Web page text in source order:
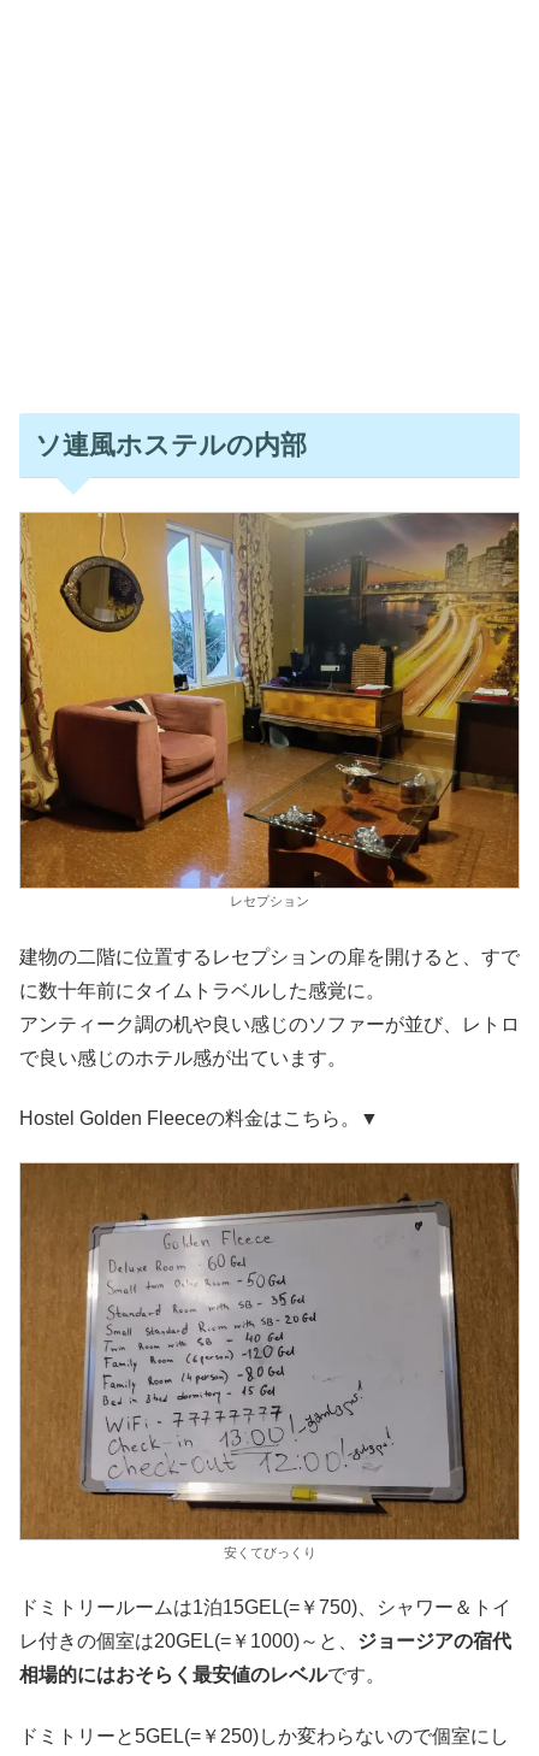
ソ連風ホステルの内部
レセプション
建物の二階に位置するレセプションの扉を開けると、すで
に数十年前にタイムトラベルした感覚に。
アンティーク調の机や良い感じのソファーが並び、レトロ
で良い感じのホテル感が出ています。
Hostel Golden Fleeceの料金はこちら。▼
安くてびっくり
ドミトリールームは1泊15GEL(=￥750)、シャワー＆トイ
レ付きの個室は20GEL(=￥1000)～と、 ジョージアの宿代
相場的にはおそらく最安値のレベルです。
ドミトリーと5GEL(=￥250)しか変わらないので個室にし